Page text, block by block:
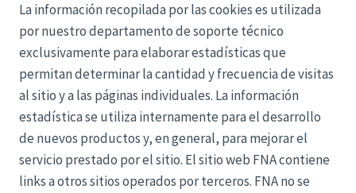
La información recopilada por las cookies es utilizada
por nuestro departamento de soporte técnico
exclusivamente para elaborar estadísticas que
permitan determinar la cantidad y frecuencia de visitas
al sitio y a las páginas individuales. La información
estadística se utiliza internamente para el desarrollo
de nuevos productos y, en general, para mejorar el
servicio prestado por el sitio. El sitio web FNA contiene
links a otros sitios operados por terceros. FNA no se